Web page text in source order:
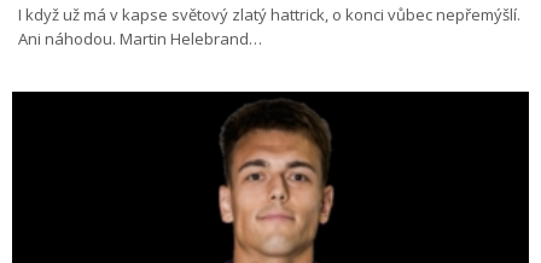
I když už má v kapse světový zlatý hattrick, o konci vůbec nepřemýšlí.
Ani náhodou. Martin Helebrand…